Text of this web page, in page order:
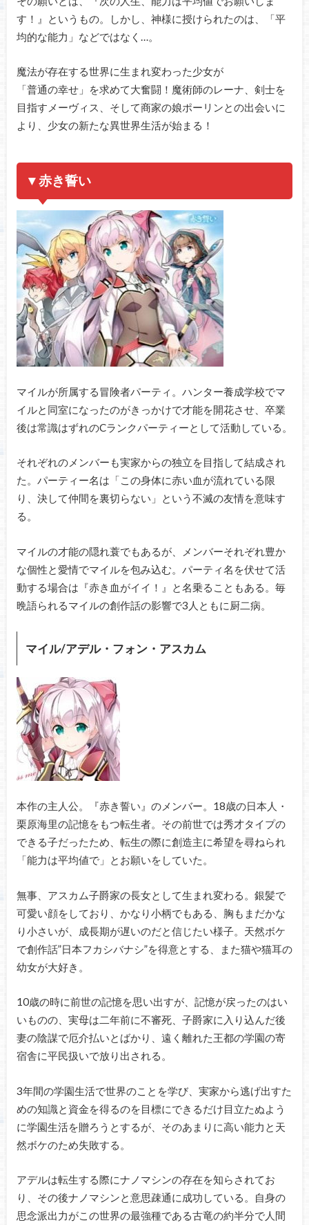
す！』というもの。しかし、神様に授けられたのは、「平
均的な能力」などではなく…。
魔法が存在する世界に生まれ変わった少女が
「普通の幸せ」を求めて大奮闘！魔術師のレーナ、剣士を
目指すメーヴィス、そして商家の娘ポーリンとの出会いに
より、少女の新たな異世界生活が始まる！
▼赤き誓い
マイルが所属する冒険者パーティ。ハンター養成学校でマ
イルと同室になったのがきっかけで才能を開花させ、卒業
後は常識はずれのCランクパーティーとして活動している。
それぞれのメンバーも実家からの独立を目指して結成され
た。パーティー名は「この身体に赤い血が流れている限
り、決して仲間を裏切らない」という不滅の友情を意味す
る。
マイルの才能の隠れ蓑でもあるが、メンバーそれぞれ豊か
な個性と愛情でマイルを包み込む。パーティ名を伏せて活
動する場合は『赤き血がイイ！』と名乗ることもある。毎
晩語られるマイルの創作話の影響で3人ともに厨二病。
マイル/アデル・フォン・アスカム
本作の主人公。『赤き誓い』のメンバー。18歳の日本人・
栗原海里の記憶をもつ転生者。その前世では秀才タイプの
できる子だったため、転生の際に創造主に希望を尋ねられ
「能力は平均値で」とお願いをしていた。
無事、アスカム子爵家の長女として生まれ変わる。銀髪で
可愛い顔をしており、かなり小柄でもある、胸もまだかな
り小さいが、成長期が遅いのだと信じたい様子。天然ボケ
で創作話”日本フカシバナシ”を得意とする、また猫や猫耳の
幼女が大好き。
10歳の時に前世の記憶を思い出すが、記憶が戻ったのはい
いものの、実母は二年前に不審死、子爵家に入り込んだ後
妻の陰謀で厄介払いとばかり、遠く離れた王都の学園の寄
宿舎に平民扱いで放り出される。
3年間の学園生活で世界のことを学び、実家から逃げ出すた
めの知識と資金を得るのを目標にできるだけ目立たぬよう
に学園生活を贈ろうとするが、そのあまりに高い能力と天
然ボケのため失敗する。
アデルは転生する際にナノマシンの存在を知らされてお
り、その後ナノマシンと意思疎通に成功している。自身の
思念派出力がこの世界の最強種である古竜の約半分で人間